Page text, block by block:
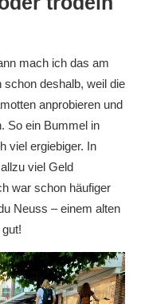
mach ich das am
schon deshalb, weil die
anprobieren und
So ein Bummel in
viel ergiebiger. In
viel Geld
war schon häufiger
Neuss – einem alten